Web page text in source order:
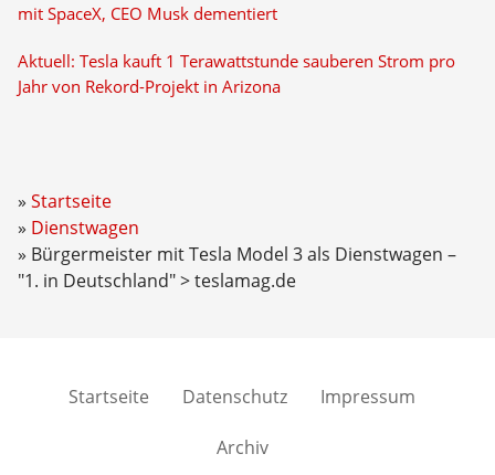
mit SpaceX, CEO Musk dementiert
Aktuell: Tesla kauft 1 Terawattstunde sauberen Strom pro
Jahr von Rekord-Projekt in Arizona
Startseite
Dienstwagen
Bürgermeister mit Tesla Model 3 als Dienstwagen –
"1. in Deutschland" > teslamag.de
Startseite Datenschutz Impressum
Archiv